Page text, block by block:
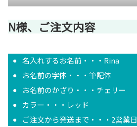
N様、ご注文内容
名入れするお名前・・・Rina
お名前の字体・・・筆記体
お名前のかざり・・・チェリー
カラー・・・レッド
ご注文から発送まで・・・2営業日